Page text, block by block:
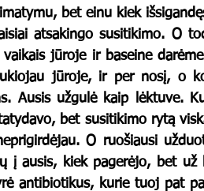
bet einu kiek
atsakingo susitikimo. O
jūroje ir baseine
jūroje, ir per nosį, o
Ausis užgulė kaip lėktuve.
bet susitikimo rytą
O ruošiausi
į ausis, kiek pagerėjo, bet
antibiotikus, kurie tuoj pat